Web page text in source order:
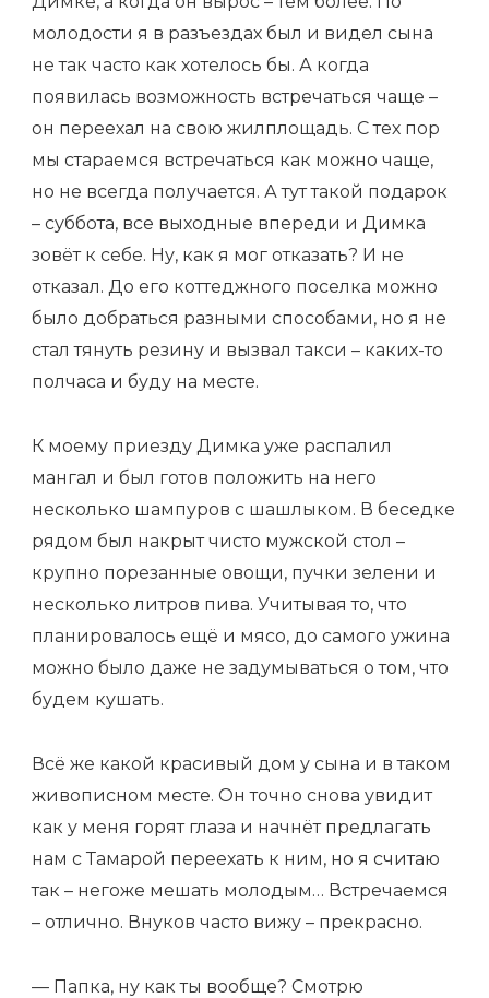
молодости я в разъездах был и видел сына
не так часто как хотелось бы. А когда
появилась возможность встречаться чаще –
он переехал на свою жилплощадь. С тех пор
мы стараемся встречаться как можно чаще,
но не всегда получается. А тут такой подарок
– суббота, все выходные впереди и Димка
зовёт к себе. Ну, как я мог отказать? И не
отказал. До его коттеджного поселка можно
было добраться разными способами, но я не
стал тянуть резину и вызвал такси – каких-то
полчаса и буду на месте.
К моему приезду Димка уже распалил
мангал и был готов положить на него
несколько шампуров с шашлыком. В беседке
рядом был накрыт чисто мужской стол –
крупно порезанные овощи, пучки зелени и
несколько литров пива. Учитывая то, что
планировалось ещё и мясо, до самого ужина
можно было даже не задумываться о том, что
будем кушать.
Всё же какой красивый дом у сына и в таком
живописном месте. Он точно снова увидит
как у меня горят глаза и начнёт предлагать
нам с Тамарой переехать к ним, но я считаю
так – негоже мешать молодым… Встречаемся
– отлично. Внуков часто вижу – прекрасно.
— Папка, ну как ты вообще? Смотрю